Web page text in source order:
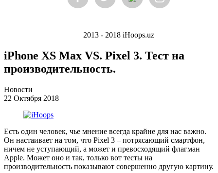
2013 - 2018 iHoops.uz
iPhone XS Max VS. Pixel 3. Тест на
производительность.
Новости
22 Октября 2018
Есть один человек, чье мнение всегда крайне для нас важно.
Он настаивает на том, что Pixel 3 – потрясающий смартфон,
ничем не уступающий, а может и превосходящий флагман
Apple. Может оно и так, только вот тесты на
производительность показывают совершенно другую картину.